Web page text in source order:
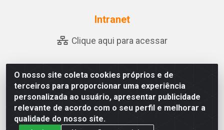
O nosso site coleta cookies próprios e de
terceiros para proporcionar uma experiência
personalizada ao usuário, apresentar publicidade
relevante de acordo com o seu perfil e melhorar a
qualidade do nosso site.
Intranet
Clique aqui para acessar
Abreu & Silva - Rua Padre Jose de Souza Leite, 265 - Ariado,
Olho D'Água das Flores/AL - CEP 57.442-000 - CNPJ
04.790.656/0001-06